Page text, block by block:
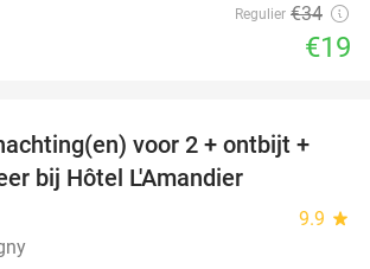
Regulier €34
€19
32%
voor 2 + ontbijt +
bij Hôtel L'Amandier
9.9 star